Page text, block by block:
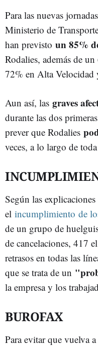
Para las nuevas
Ministerio de
han previsto un 85%
Rodalies, además de
72% en Alta Velocidad
Aun así, las graves
durante las dos
prever que Rodalies
veces, a lo largo de
Según las
el incumplimiento de
de un grupo de
de cancelaciones, 417
retrasos en todas las
que se trata de un
la empresa y los
BUROFAX
Para evitar que vuelva